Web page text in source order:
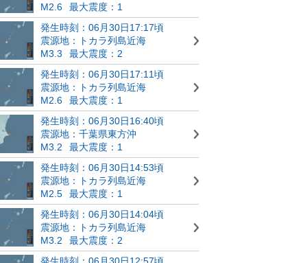
M2.6
最大震度：1
発生時刻：06月30日17:17頃
震源地：トカラ列島近海
M3.3
最大震度：2
発生時刻：06月30日17:11頃
震源地：トカラ列島近海
M2.6
最大震度：1
発生時刻：06月30日16:40頃
震源地：千葉県東方沖
M3.2
最大震度：1
発生時刻：06月30日14:53頃
震源地：トカラ列島近海
M2.5
最大震度：1
発生時刻：06月30日14:04頃
震源地：トカラ列島近海
M3.2
最大震度：2
発生時刻：06月30日12:57頃